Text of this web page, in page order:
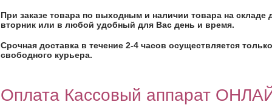
При заказе товара по выходным и наличии товара на складе
вторник или в любой удобный для Вас день и время.
Срочная доставка в течение 2-4 часов осуществляется
свободного курьера.
Оплата Кассовый аппарат